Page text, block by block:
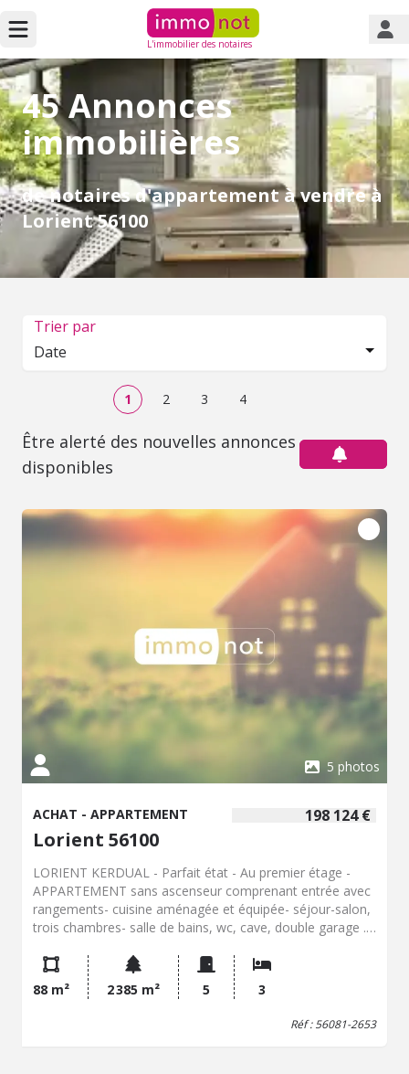
L'immobilier des notaires
45 Annonces
immobilières
de notaires d'appartement à vendre à
Lorient 56100
Trier par
Date
1 2 3 4
Être alerté des nouvelles annonces
disponibles
5 photos
198 124 €
ACHAT - APPARTEMENT
Lorient 56100
LORIENT KERDUAL - Parfait état - Au premier étage -
APPARTEMENT sans ascenseur comprenant entrée avec
rangements- cuisine aménagée et équipée- séjour-salon,
trois chambres- salle de bains, wc, cave, double garage .
88 m² 2 385 m² 5 3
Réf : 56081-2653